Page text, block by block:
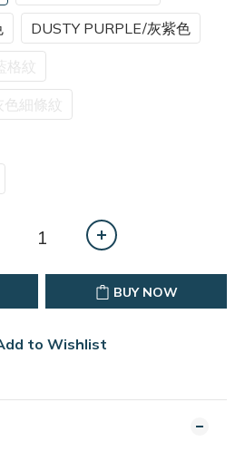
DUSTY PURPLE/灰紫色
格紋
細條紋
BUY NOW
to Wishlist